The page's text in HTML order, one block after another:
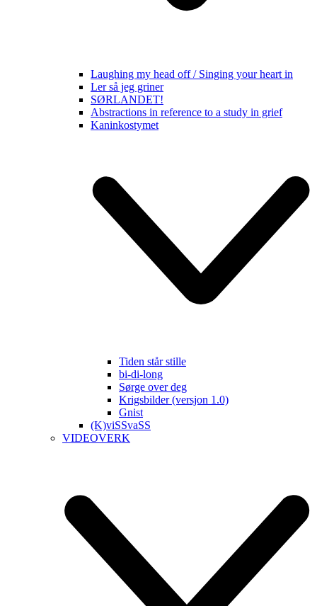
Laughing my head off / Singing your heart in
Ler så jeg griner
SØRLANDET!
Abstractions in reference to a study in grief
Kaninkostymet
Tiden står stille
bi-di-long
Sørge over deg
Krigsbilder (versjon 1.0)
Gnist
(K)viSSvaSS
VIDEOVERK